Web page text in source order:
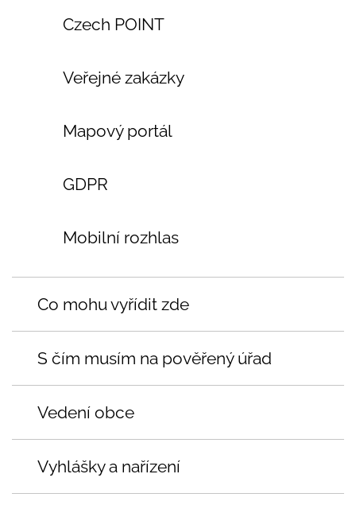
Czech POINT
Veřejné zakázky
Mapový portál
GDPR
Mobilní rozhlas
Co mohu vyřídit zde
S čím musím na pověřený úřad
Vedení obce
Vyhlášky a nařízení